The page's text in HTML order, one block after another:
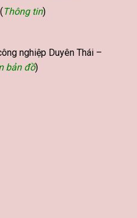
Thông tin)
nghiệp Duyên Thái –
bản đồ)